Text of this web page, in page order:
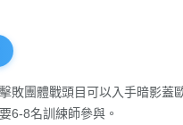
敗團體戰頭目可以入手暗影蓋
6-8名訓練師參與。